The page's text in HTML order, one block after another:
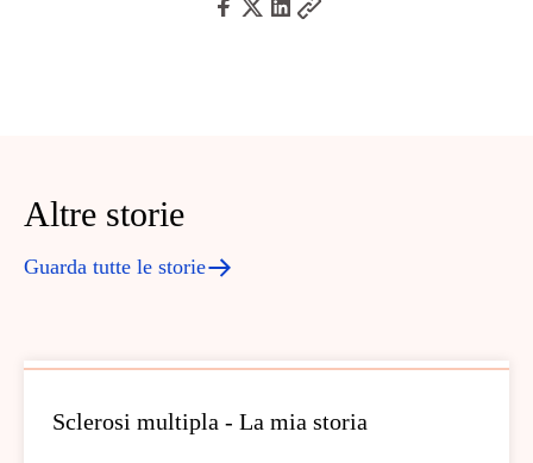
Altre storie
Guarda tutte le storie
Sclerosi multipla - La mia storia